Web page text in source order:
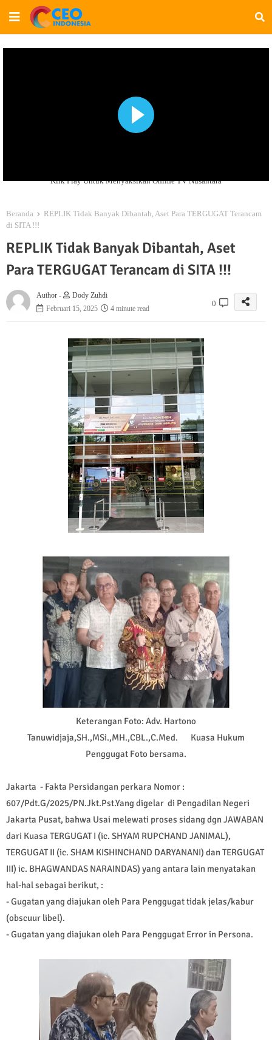
Klik Play Untuk Menyaksikan Online TV Nusantara
Beranda
REPLIK Tidak Banyak Dibantah, Aset Para TERGUGAT Terancam
di SITA !!!
REPLIK Tidak Banyak Dibantah, Aset
Para TERGUGAT Terancam di SITA !!!
Author -
Dody Zuhdi
Februari 15, 2025
4 minute read
0
Keterangan Foto: Adv. Hartono
Tanuwidjaja,SH.,MSi.,MH.,CBL.,C.Med. Kuasa Hukum
Penggugat Foto bersama.
Jakarta - Fakta Persidangan perkara Nomor :
607/Pdt.G/2025/PN.Jkt.Pst.Yang digelar di Pengadilan Negeri
Jakarta Pusat, bahwa Usai melewati proses sidang dgn JAWABAN
dari Kuasa TERGUGAT I (ic. SHYAM RUPCHAND JANIMAL),
TERGUGAT II (ic. SHAM KISHINCHAND DARYANANI) dan TERGUGAT
III) ic. BHAGWANDAS NARAINDAS) yang antara lain menyatakan
hal-hal sebagai berikut, :
- Gugatan yang diajukan oleh Para Penggugat tidak jelas/kabur
(obscuur libel).
- Gugatan yang diajukan oleh Para Penggugat Error in Persona.